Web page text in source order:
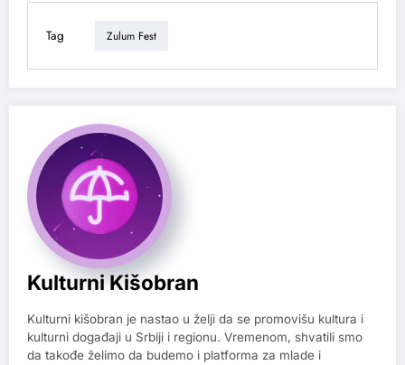
Tag Zulum Fest
Kulturni Kišobran
Kulturni kišobran je nastao u želji da se promovišu kultura i
kulturni događaji u Srbiji i regionu. Vremenom, shvatili smo
da takođe želimo da budemo i platforma za mlade i